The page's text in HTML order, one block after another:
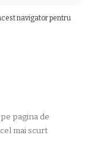
navigator pentru
pagina de
mai scurt